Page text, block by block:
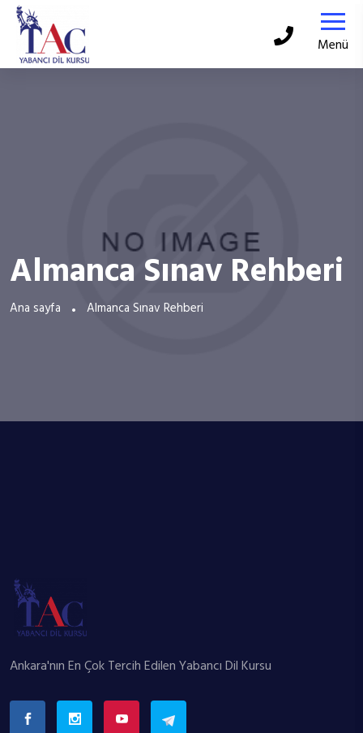
Menü
Almanca Sınav Rehberi
Ana sayfa Almanca Sınav Rehberi
Ankara'nın En Çok Tercih Edilen Yabancı Dil Kursu